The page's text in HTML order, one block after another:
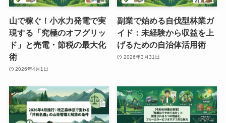
山で稼ぐ！小水力発電で実
現する「究極のオフグリッ
ド」と売電・節税の最大化
術
2026年4月1日
副業で始める自伐型林業ガ
イド：未経験から収益を上
げるための自治体活用術
2026年3月31日